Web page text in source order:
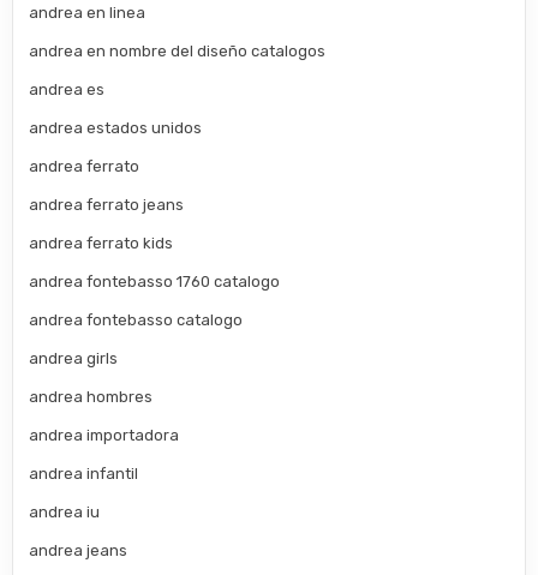
andrea en linea
andrea en nombre del diseño catalogos
andrea es
andrea estados unidos
andrea ferrato
andrea ferrato jeans
andrea ferrato kids
andrea fontebasso 1760 catalogo
andrea fontebasso catalogo
andrea girls
andrea hombres
andrea importadora
andrea infantil
andrea iu
andrea jeans